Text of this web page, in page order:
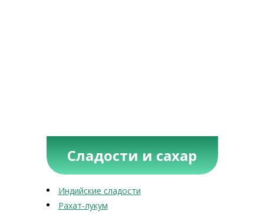
Сладости и сахар
Индийские сладости
Рахат-лукум